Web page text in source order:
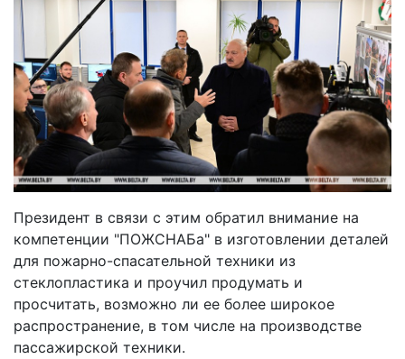
Президент в связи с этим обратил внимание на
компетенции "ПОЖСНАБа" в изготовлении деталей
для пожарно-спасательной техники из
стеклопластика и проучил продумать и
просчитать, возможно ли ее более широкое
распространение, в том числе на производстве
пассажирской техники.